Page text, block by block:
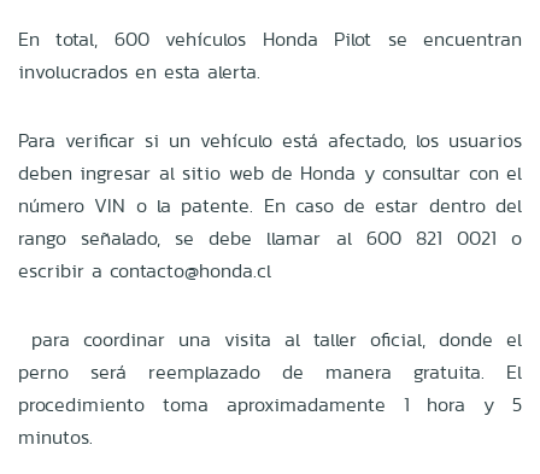
En total, 600 vehículos Honda Pilot se encuentran
involucrados en esta alerta.
Para verificar si un vehículo está afectado, los usuarios
deben ingresar al sitio web de Honda y consultar con el
número VIN o la patente. En caso de estar dentro del
rango señalado, se debe llamar al 600 821 0021 o
escribir a contacto@honda.cl
para coordinar una visita al taller oficial, donde el
perno será reemplazado de manera gratuita. El
procedimiento toma aproximadamente 1 hora y 5
minutos.